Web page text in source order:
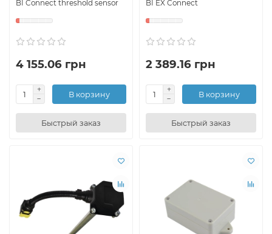
BI Connect threshold sensor
4 155.06 грн
В корзину
Быстрый заказ
BI EX Connect
2 389.16 грн
В корзину
Быстрый заказ